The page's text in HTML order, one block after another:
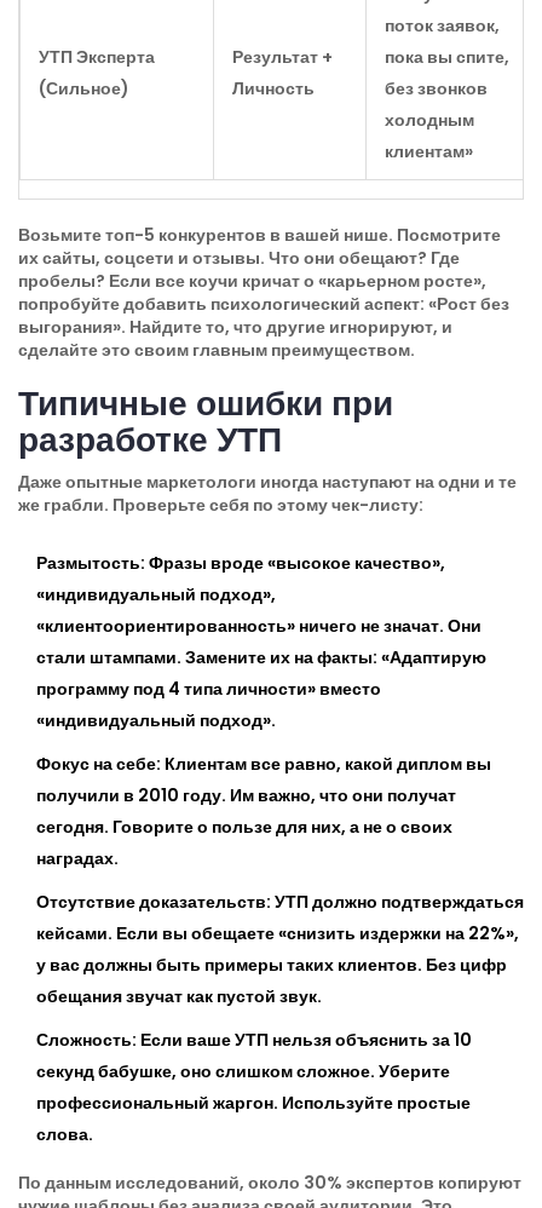
УТП Эксперта
(Сильное)
Результат +
Личность
поток заявок,
пока вы спите,
без звонков
холодным
клиентам»
Возьмите топ-5 конкурентов в вашей нише. Посмотрите
их сайты, соцсети и отзывы. Что они обещают? Где
пробелы? Если все коучи кричат о «карьерном росте»,
попробуйте добавить психологический аспект: «Рост без
выгорания». Найдите то, что другие игнорируют, и
сделайте это своим главным преимуществом.
Типичные ошибки при
разработке УТП
Даже опытные маркетологи иногда наступают на одни и те
же грабли. Проверьте себя по этому чек-листу:
Размытость: Фразы вроде «высокое качество»,
«индивидуальный подход»,
«клиентоориентированность» ничего не значат. Они
стали штампами. Замените их на факты: «Адаптирую
программу под 4 типа личности» вместо
«индивидуальный подход».
Фокус на себе: Клиентам все равно, какой диплом вы
получили в 2010 году. Им важно, что они получат
сегодня. Говорите о пользе для них, а не о своих
наградах.
Отсутствие доказательств: УТП должно подтверждаться
кейсами. Если вы обещаете «снизить издержки на 22%»,
у вас должны быть примеры таких клиентов. Без цифр
обещания звучат как пустой звук.
Сложность: Если ваше УТП нельзя объяснить за 10
секунд бабушке, оно слишком сложное. Уберите
профессиональный жаргон. Используйте простые
слова.
По данным исследований, около 30% экспертов копируют